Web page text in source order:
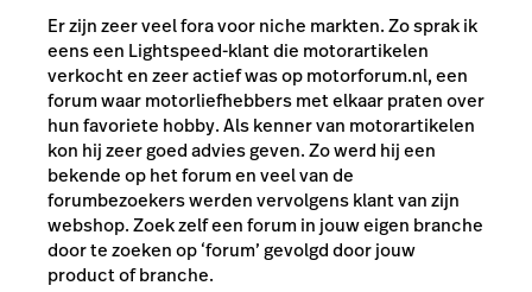
Er zijn zeer veel fora voor niche markten. Zo sprak ik
eens een Lightspeed-klant die motorartikelen
verkocht en zeer actief was op motorforum.nl, een
forum waar motorliefhebbers met elkaar praten over
hun favoriete hobby. Als kenner van motorartikelen
kon hij zeer goed advies geven. Zo werd hij een
bekende op het forum en veel van de
forumbezoekers werden vervolgens klant van zijn
webshop. Zoek zelf een forum in jouw eigen branche
door te zoeken op ‘forum’ gevolgd door jouw
product of branche.